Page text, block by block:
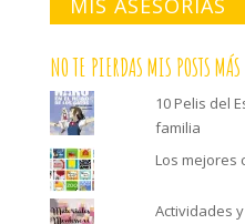
MIS ASESORÍAS
NO TE PIERDAS MIS POSTS MÁS
10 Pelis del
familia
Los mejores
Actividades